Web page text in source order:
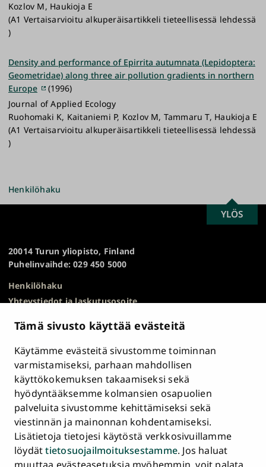
Tämä sivusto käyttää evästeitä
Käytämme evästeitä sivustomme toiminnan
varmistamiseksi, parhaan mahdollisen
käyttökokemuksen takaamiseksi sekä
hyödyntääksemme kolmansien osapuolien
palveluita sivustomme kehittämiseksi sekä
viestinnän ja mainonnan kohdentamiseksi.
Lisätietoja tietojesi käytöstä verkkosivuillamme
löydättietosuojailmoituksestamme. Jos haluat
Kozlov M, Haukioja E
(A1 Vertaisarvioitu alkuperäisartikkeli tieteellisessä lehdessä
)
Density and performance of Epirrita autumnata (Lepidoptera:
Geometridae) along three air pollution gradients in northern
Europe
(1996)
Journal of Applied Ecology
Ruohomaki K, Kaitaniemi P, Kozlov M, Tammaru T, Haukioja E
(A1 Vertaisarvioitu alkuperäisartikkeli tieteellisessä lehdessä
)
Henkilöhaku
20014 Turun yliopisto, Finland
Puhelinvaihde: 029 450 5000
Henkilöhaku
Yhteystiedot ja laskutusosoite
HR Excellence in Research
Tietosuojailmoitus
Asiakirjajulkisuuskuvaus ja tietopyynnöt
Väärinkäytösepäilyt
Saavutettavuusseloste
Palaute
Intranet ja sähköiset työkalut
Evästeasetukset
SCROLL
TO
YLÖS